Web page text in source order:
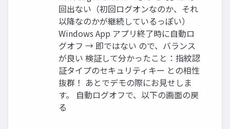
回出ない（初回ログオンなのか、それ
以降なのかが継続しているっぽい）
Windows App アプリ終了時に自動ロ
グオフ → 即ではない ので、バランス
が良い 検証して分かったこと：指紋認
証タイプのセキュリティキー との相性
抜群！ あとでデモの際にお見せしま
す。 自動ログオフで、以下の画面の戻
る